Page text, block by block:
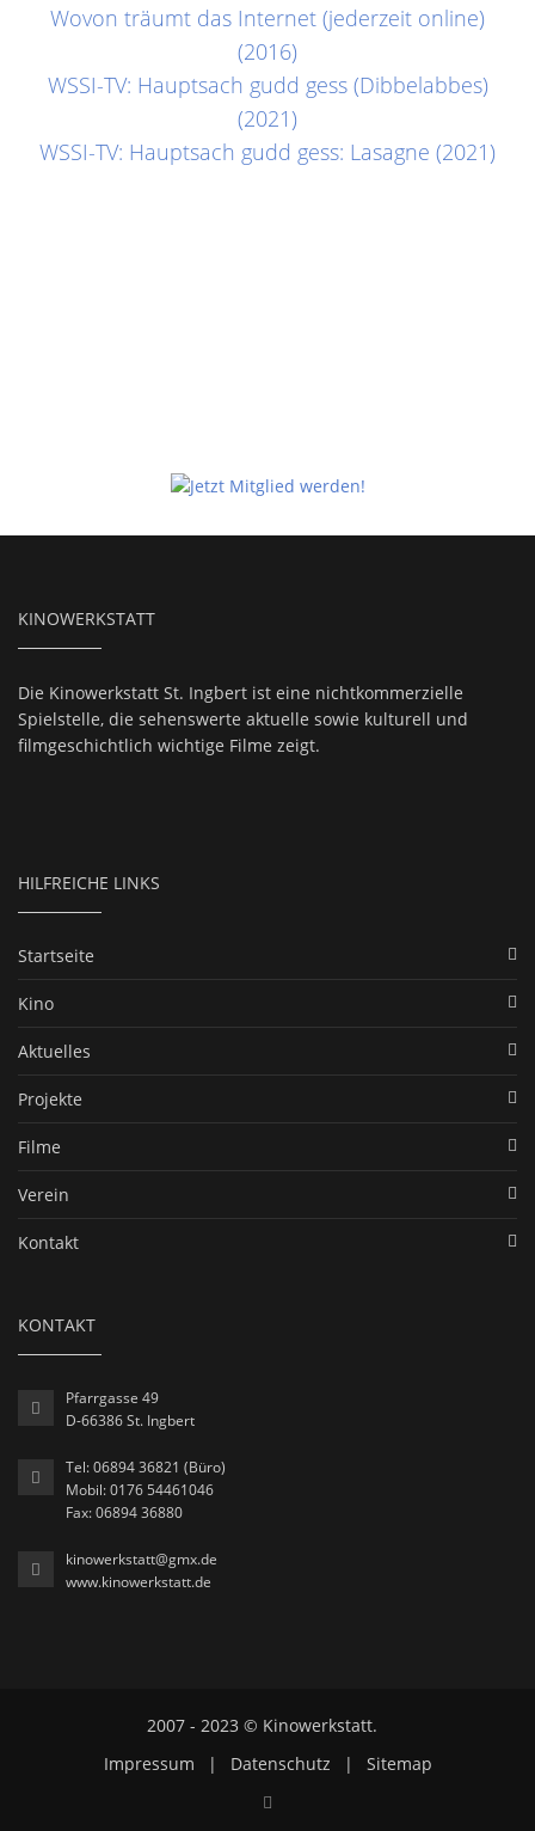
Wovon träumt das Internet (jederzeit online)
(2016)
WSSI-TV: Hauptsach gudd gess (Dibbelabbes)
(2021)
WSSI-TV: Hauptsach gudd gess: Lasagne (2021)
KINOWERKSTATT
Die Kinowerkstatt St. Ingbert ist eine nichtkommerzielle
Spielstelle, die sehenswerte aktuelle sowie kulturell und
filmgeschichtlich wichtige Filme zeigt.
HILFREICHE LINKS
Startseite
Kino
Aktuelles
Projekte
Filme
Verein
Kontakt
KONTAKT
Pfarrgasse 49
D-66386 St. Ingbert
Tel: 06894 36821 (Büro)
Mobil: 0176 54461046
Fax: 06894 36880
kinowerkstatt@gmx.de
www.kinowerkstatt.de
2007 - 2023 © Kinowerkstatt.
Impressum
| Datenschutz | Sitemap